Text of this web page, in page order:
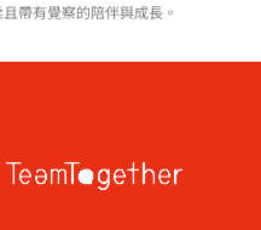
帶有覺察的陪伴與成長。